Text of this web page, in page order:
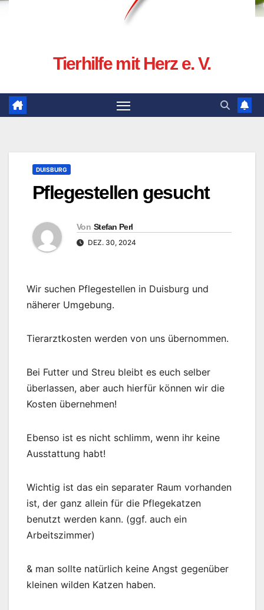
Tierhilfe mit Herz e. V.
DUISBURG
Pflegestellen gesucht
Von Stefan Perl
DEZ. 30, 2024
Wir suchen Pflegestellen in Duisburg und
näherer Umgebung.
Tierarztkosten werden von uns übernommen.
Bei Futter und Streu bleibt es euch selber
überlassen, aber auch hierfür können wir die
Kosten übernehmen!
Ebenso ist es nicht schlimm, wenn ihr keine
Ausstattung habt!
Wichtig ist das ein separater Raum vorhanden
ist, der ganz allein für die Pflegekatzen
benutzt werden kann. (ggf. auch ein
Arbeitszimmer)
& man sollte natürlich keine Angst gegenüber
kleinen wilden Katzen haben.